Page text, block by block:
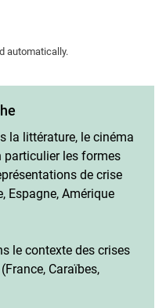
automatically.
la littérature, le cinéma
particulier les formes
de crise
Espagne, Amérique
le contexte des crises
Caraïbes,